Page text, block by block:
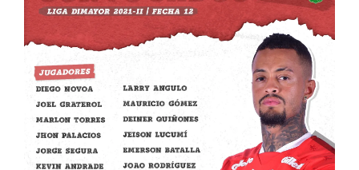
Libertadores
Femenina «